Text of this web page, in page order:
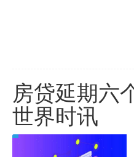
房贷延期六
世界时讯